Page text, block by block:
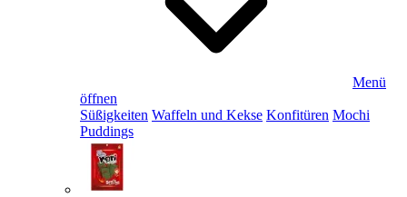
Menü
öffnen
Süßigkeiten Waffeln und Kekse Konfitüren Mochi
Puddings